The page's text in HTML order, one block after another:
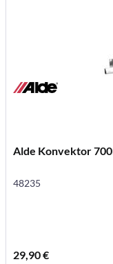
Alde Konvektor
48235
29,90 €